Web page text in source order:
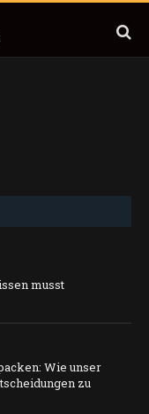
musst
Wie unser
zu